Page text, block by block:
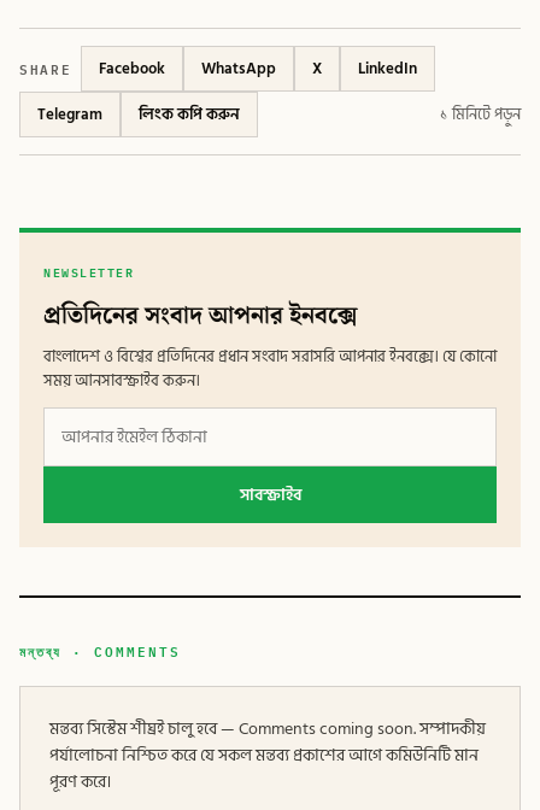
SHARE Facebook WhatsApp X
LinkedIn
Telegram
লিংক কপি করুন ১ মিনিটে পড়ুন
NEWSLETTER
প্রতিদিনের সংবাদ আপনার ইনবক্সে
বাংলাদেশ ও বিশ্বের প্রতিদিনের প্রধান সংবাদ সরাসরি আপনার ইনবক্সে। যে কোনো
সময় আনসাবস্ক্রাইব করুন।
সাবস্ক্রাইব
মন্তব্য · COMMENTS
মন্তব্য সিস্টেম শীঘ্রই চালু হবে — Comments coming soon. সম্পাদকীয়
পর্যালোচনা নিশ্চিত করে যে সকল মন্তব্য প্রকাশের আগে কমিউনিটি মান
পূরণ করে।